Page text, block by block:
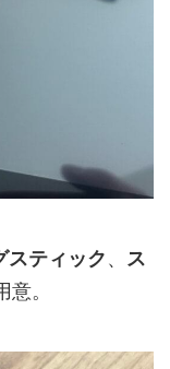
スティック、 ス
意。